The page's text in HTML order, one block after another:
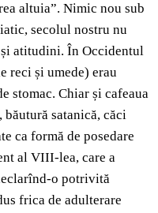
altuia”. Nimic nou sub
secolul nostru nu
atitudini. În Occidentul
reci și umede) erau
stomac. Chiar și cafeaua
satanică, căci
ca formă de posedare
al VIII-lea, care a
o potrivită
frica de adulterare